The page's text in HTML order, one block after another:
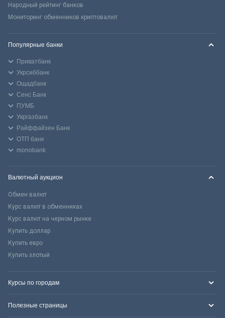
Народный рейтинг банков
Мониторинг обменников криптовалют
Популярные банки
Приватбанк
Укрсиббанк
Ощадбанк
Сенс Банк
ПУМБ
Укргазбанк
Райффайзен Банк
ОТП банк
monobank
Валютный аукцион
Обмен валют
Курс валют в обменниках
Курс валют на черном рынке
Купить доллар
Купить евро
Купить злотый
Курсы по городам
Полезные страницы